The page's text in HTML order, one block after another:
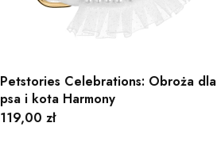
Petstories Celebrations: Obroża dla
psa i kota Harmony
Cena
119,00 zł